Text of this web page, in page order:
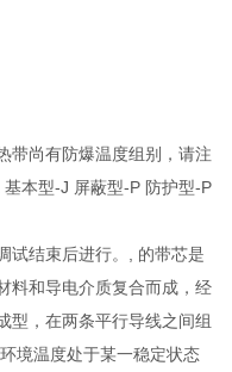
带尚有防爆温度组别，请注
本型-J 屏蔽型-P 防护型-P
试结束后进行。, 的带芯是
料和导电介质复合而成，经
型，在两条平行导线之间组
境温度处于某一稳定状态